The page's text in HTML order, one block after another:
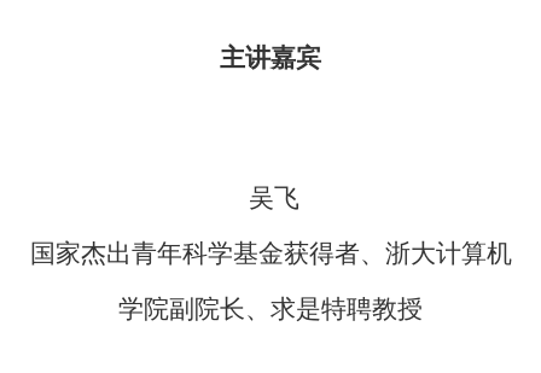
主讲嘉宾
吴飞
国家杰出青年科学基金获得者、浙大计算机
学院副院长、求是特聘教授